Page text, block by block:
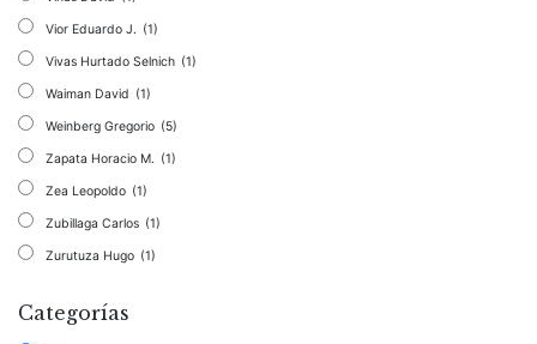
Vior Eduardo J. (1)
Vivas Hurtado Selnich (1)
Waiman David (1)
Weinberg Gregorio (5)
Zapata Horacio M. (1)
Zea Leopoldo (1)
Zubillaga Carlos (1)
Zurutuza Hugo (1)
Categorías